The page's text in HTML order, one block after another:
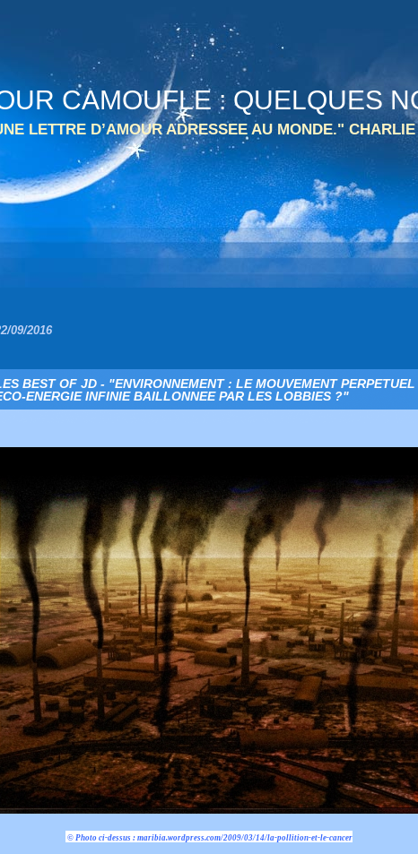
CAMOUFLE : QUELQUES
LETTRE D’AMOUR ADRESSEE AU MONDE."
09/2016
BEST OF JD - "ENVIRONNEMENT : LE MOUVEMENT PERPETUEL
ENERGIE INFINIE BAILLONNEE PAR LES LOBBIES ?"
© Photo ci-dessus : maribia.wordpress.com/2009/03/14/la-pollition-et-le-cancer